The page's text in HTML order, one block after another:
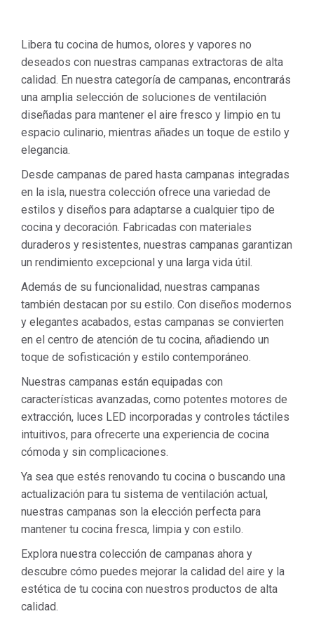
Libera tu cocina de humos, olores y vapores no
deseados con nuestras campanas extractoras de alta
calidad. En nuestra categoría de campanas, encontrarás
una amplia selección de soluciones de ventilación
diseñadas para mantener el aire fresco y limpio en tu
espacio culinario, mientras añades un toque de estilo y
elegancia.
Desde campanas de pared hasta campanas integradas
en la isla, nuestra colección ofrece una variedad de
estilos y diseños para adaptarse a cualquier tipo de
cocina y decoración. Fabricadas con materiales
duraderos y resistentes, nuestras campanas garantizan
un rendimiento excepcional y una larga vida útil.
Además de su funcionalidad, nuestras campanas
también destacan por su estilo. Con diseños modernos
y elegantes acabados, estas campanas se convierten
en el centro de atención de tu cocina, añadiendo un
toque de sofisticación y estilo contemporáneo.
Nuestras campanas están equipadas con
características avanzadas, como potentes motores de
extracción, luces LED incorporadas y controles táctiles
intuitivos, para ofrecerte una experiencia de cocina
cómoda y sin complicaciones.
Ya sea que estés renovando tu cocina o buscando una
actualización para tu sistema de ventilación actual,
nuestras campanas son la elección perfecta para
mantener tu cocina fresca, limpia y con estilo.
Explora nuestra colección de campanas ahora y
descubre cómo puedes mejorar la calidad del aire y la
estética de tu cocina con nuestros productos de alta
calidad.